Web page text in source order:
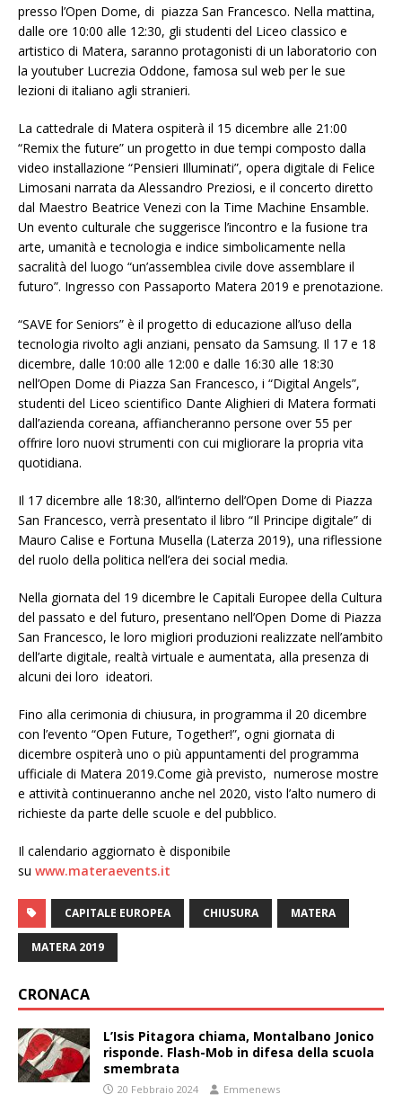
presso l’Open Dome, di piazza San Francesco. Nella mattina,
dalle ore 10:00 alle 12:30, gli studenti del Liceo classico e
artistico di Matera, saranno protagonisti di un laboratorio con
la youtuber Lucrezia Oddone, famosa sul web per le sue
lezioni di italiano agli stranieri.
La cattedrale di Matera ospiterà il 15 dicembre alle 21:00
“Remix the future” un progetto in due tempi composto dalla
video installazione “Pensieri Illuminati”, opera digitale di Felice
Limosani narrata da Alessandro Preziosi, e il concerto diretto
dal Maestro Beatrice Venezi con la Time Machine Ensamble.
Un evento culturale che suggerisce l’incontro e la fusione tra
arte, umanità e tecnologia e indice simbolicamente nella
sacralità del luogo “un’assemblea civile dove assemblare il
futuro”. Ingresso con Passaporto Matera 2019 e prenotazione.
“SAVE for Seniors” è il progetto di educazione all’uso della
tecnologia rivolto agli anziani, pensato da Samsung. Il 17 e 18
dicembre, dalle 10:00 alle 12:00 e dalle 16:30 alle 18:30
nell’Open Dome di Piazza San Francesco, i “Digital Angels”,
studenti del Liceo scientifico Dante Alighieri di Matera formati
dall’azienda coreana, affiancheranno persone over 55 per
offrire loro nuovi strumenti con cui migliorare la propria vita
quotidiana.
Il 17 dicembre alle 18:30, all’interno dell’Open Dome di Piazza
San Francesco, verrà presentato il libro “Il Principe digitale” di
Mauro Calise e Fortuna Musella (Laterza 2019), una riflessione
del ruolo della politica nell’era dei social media.
Nella giornata del 19 dicembre le Capitali Europee della Cultura
del passato e del futuro, presentano nell’Open Dome di Piazza
San Francesco, le loro migliori produzioni realizzate nell’ambito
dell’arte digitale, realtà virtuale e aumentata, alla presenza di
alcuni dei loro ideatori.
Fino alla cerimonia di chiusura, in programma il 20 dicembre
con l’evento “Open Future, Together!”, ogni giornata di
dicembre ospiterà uno o più appuntamenti del programma
ufficiale di Matera 2019.Come già previsto, numerose mostre
e attività continueranno anche nel 2020, visto l’alto numero di
richieste da parte delle scuole e del pubblico.
Il calendario aggiornato è disponibile
su www.materaevents.it
CAPITALE EUROPEA CHIUSURA MATERA
MATERA 2019
CRONACA
L’Isis Pitagora chiama, Montalbano Jonico
risponde. Flash-Mob in difesa della scuola
smembrata
20 Febbraio 2024 Emmenews